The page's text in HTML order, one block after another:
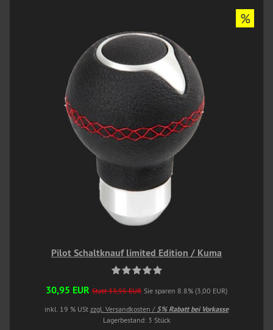
Pilot Schaltknauf limited Edition / Kuma
30,95 EUR Statt 33,95 EUR Sie sparen 8.8% (3,00 EUR)
inkl. 19 % USt zzgl. Versandkosten / 5% Rabatt bei Vorkasse
Lagerbestand: 3 Stück
%